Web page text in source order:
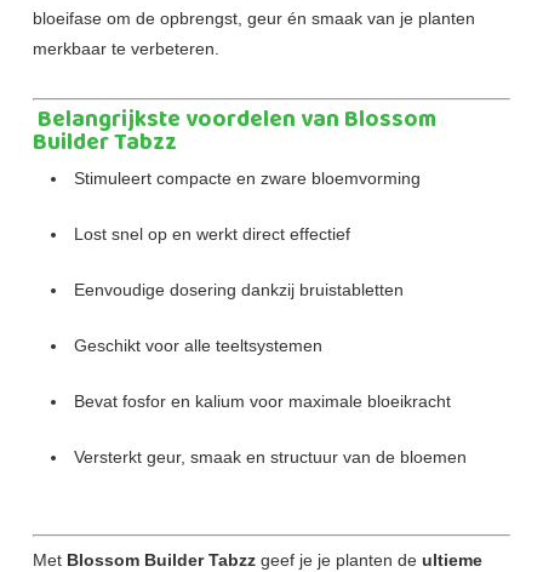
bloeifase om de opbrengst, geur én smaak van je planten
merkbaar te verbeteren.
Belangrijkste voordelen van Blossom
Builder Tabzz
Stimuleert compacte en zware bloemvorming
Lost snel op en werkt direct effectief
Eenvoudige dosering dankzij bruistabletten
Geschikt voor alle teeltsystemen
Bevat fosfor en kalium voor maximale bloeikracht
Versterkt geur, smaak en structuur van de bloemen
MetBlossom Builder Tabzzgeef je je planten de ultieme